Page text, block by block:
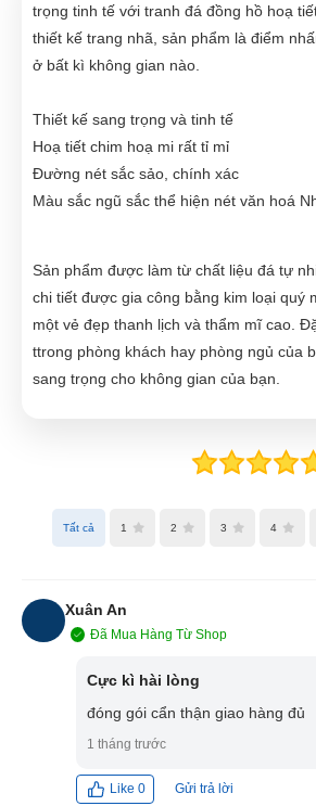
trọng tinh tế với tranh đá đồng hồ hoạ
thiết kế trang nhã, sản phẩm là điểm
ở bất kì không gian nào.
Thiết kế sang trọng và tinh tế
Hoạ tiết chim hoạ mi rất tỉ mỉ
Đường nét sắc sảo, chính xác
Màu sắc ngũ sắc thể hiện nét văn hoá
Sản phẩm được làm từ chất liệu đá tự
chi tiết được gia công bằng kim loại quý
một vẻ đẹp thanh lịch và thẩm mĩ cao.
ttrong phòng khách hay phòng ngủ của
sang trọng cho không gian của bạn.
Tất cả 1 2 3 4
Xuân An
Đã Mua Hàng Từ Shop
Cực kì hài lòng
đóng gói cẩn thận giao hàng đủ
1 tháng trước
Like 0 Gửi trả lời